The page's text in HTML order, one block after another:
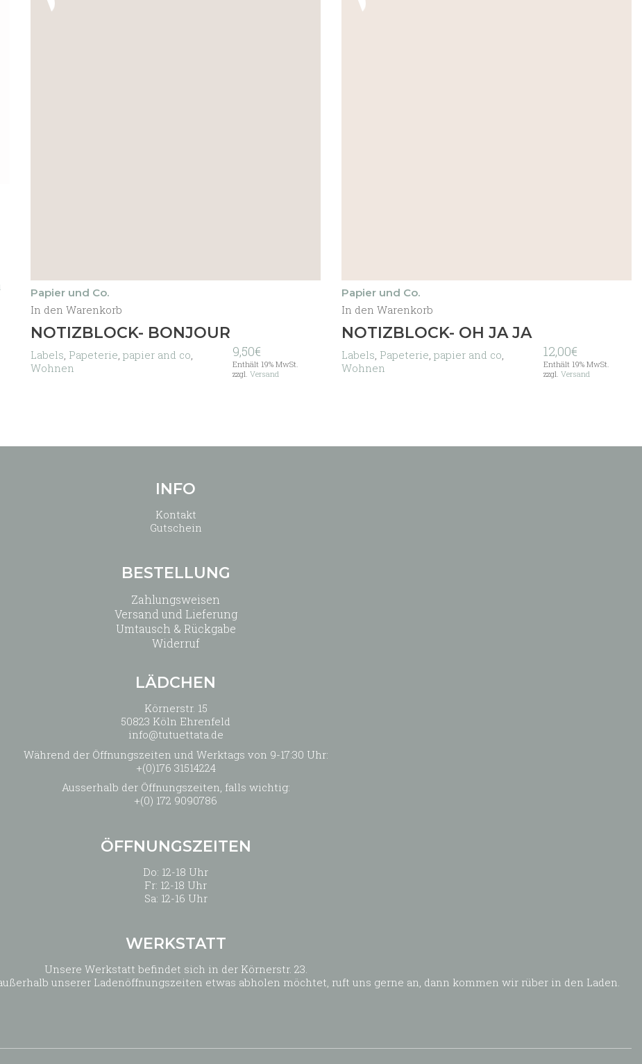
Papier und Co.
In den Warenkorb
NOTIZBLOCK- BONJOUR
Labels Papeterie papier and co
Wohnen
9,50€
Enthält 19% MwSt.
zzgl.Versand
Papier und Co.
In den Warenkorb
NOTIZBLOCK- OH JA JA
Labels Papeterie papier and co
Wohnen
12,00€
Enthält 19% MwSt.
zzgl.Versand
INFO
Kontakt
Gutschein
BESTELLUNG
Zahlungsweisen
Versand und Lieferung
Umtausch & Rückgabe
Widerruf
LÄDCHEN
Körnerstr. 15
50823 Köln Ehrenfeld
info@tutuettata.de
Während der Öffnungszeiten und Werktags von 9-17:30 Uhr:
+(0)176 31514224
Ausserhalb der Öffnungszeiten, falls wichtig:
+(0) 172 9090786
ÖFFNUNGSZEITEN
Do: 12-18 Uhr
Fr: 12-18 Uhr
Sa: 12-16 Uhr
WERKSTATT
Unsere Werkstatt befindet sich in der Körnerstr. 23.
unserer Ladenöffnungszeiten etwas abholen möchtet, ruft uns gerne an, dann kommen wir rüber in den Laden.